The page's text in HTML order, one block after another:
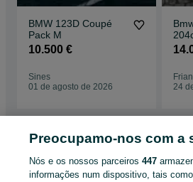
BMW 123D Coupé
Pack M
10.500 €
Sines
01 de agosto de 2026
24
BMW - Alhos Vedros
Preocupamo-nos com a
Nós e os nossos parceiros447
informações num dispositivo, tais